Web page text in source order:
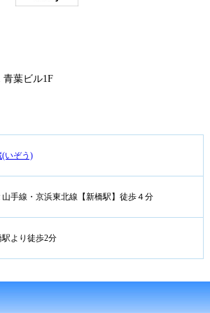
青葉ビル1F
(いぞう)
山手線・京浜東北線【新橋駅】徒歩４分
駅より徒歩2分